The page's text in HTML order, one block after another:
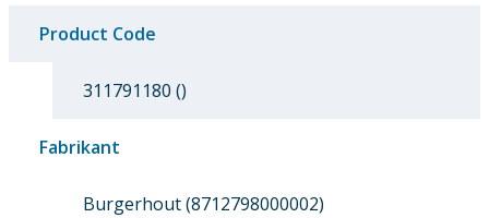
Product Code
311791180 ()
Fabrikant
Burgerhout (8712798000002)